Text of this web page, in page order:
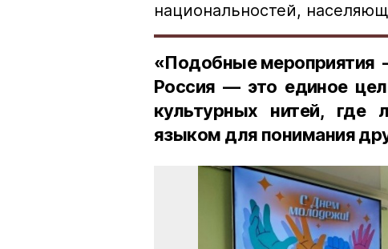
национальностей,
«Подобные мероприятия
Россия — это единое
культурных нитей, где
языком для понимания